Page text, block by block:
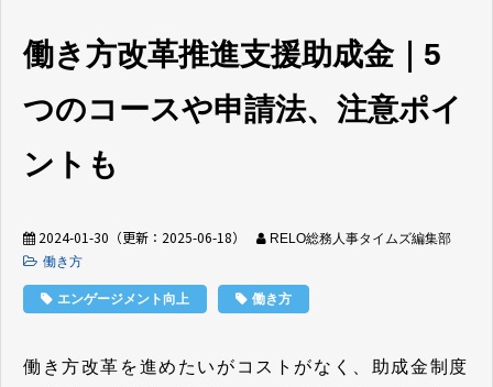
働き方改革推進支援助成金｜5
つのコースや申請法、注意ポイ
ントも
2024-01-30 （更新： 2025-06-18）
RELO総務人事タイムズ編集部
働き方
エンゲージメント向上 働き方
働き方改革を進めたいがコストがなく、助成金制度